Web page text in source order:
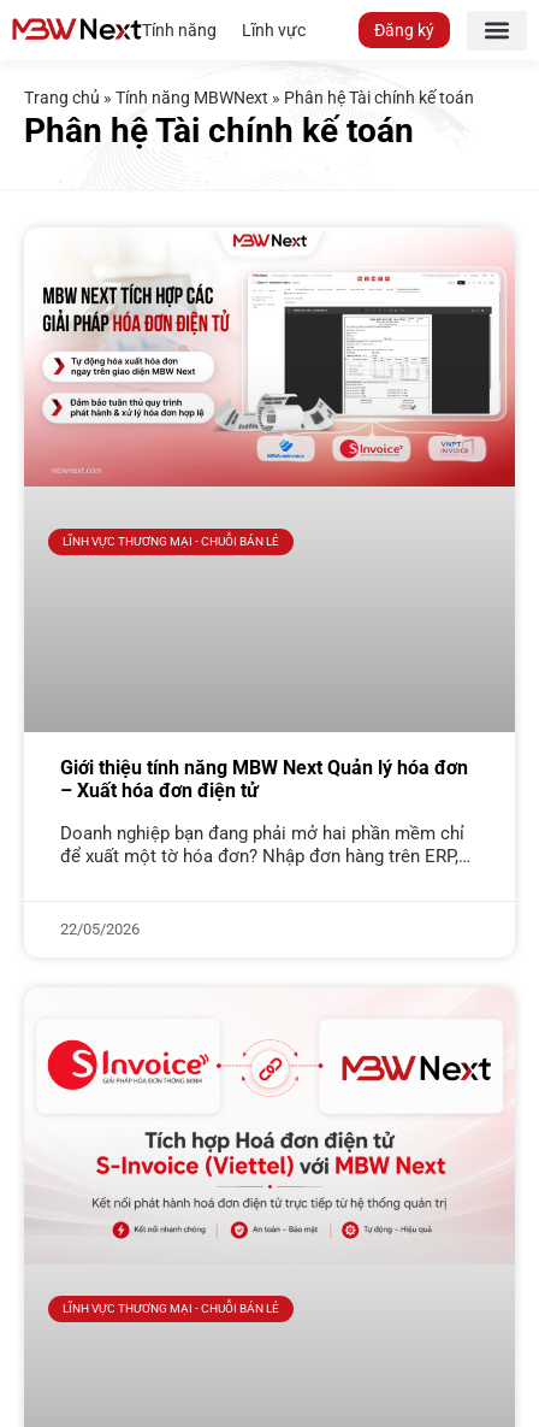
Tính năng Lĩnh vực Đăng ký
Trang chủ » Tính năng MBWNext » Phân hệ Tài chính kế toán
Phân hệ Tài chính kế toán
LĨNH VỰC THƯƠNG MẠI - CHUỖI BÁN LẺ
Giới thiệu tính năng MBW Next Quản lý hóa đơn
– Xuất hóa đơn điện tử
Doanh nghiệp bạn đang phải mở hai phần mềm chỉ
để xuất một tờ hóa đơn? Nhập đơn hàng trên ERP,
22/05/2026
LĨNH VỰC THƯƠNG MẠI - CHUỖI BÁN LẺ